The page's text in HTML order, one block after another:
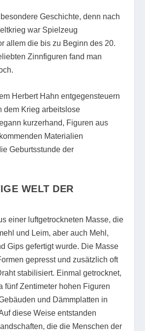
Geschichte, denn nach
war Spielzeug
allem die bis zu Beginn des 20.
Zinnfiguren fand man
Herbert Hahn entgegensteuern
dem Krieg arbeitslose
kurzerhand, Figuren aus
Materialien
Geburtsstunde der
WELT DER
einer luftgetrockneten Masse, die
und Leim, aber auch Mehl,
Gips gefertigt wurde. Die Masse
gepresst und zusätzlich oft
stabilisiert. Einmal getrocknet,
fünf Zentimeter hohen Figuren
und Dämmplatten in
diese Weise entstanden
die die Menschen der